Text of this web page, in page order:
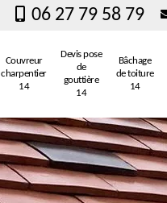
06 27 79 58 79
Couvreur
charpentier
14
Devis pose
de
gouttière
14
Bâchage
de toiture
14